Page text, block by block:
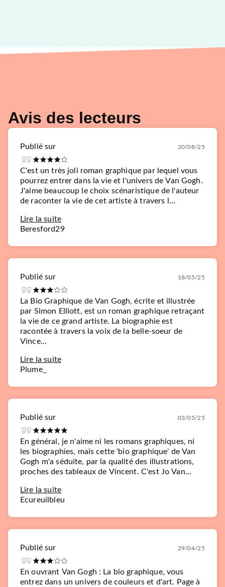
Avis des lecteurs
Publié sur 20/08/25
C'est un très joli roman graphique par lequel vous
pourrez entrer dans la vie et l'univers de Van Gogh.
J'aime beaucoup le choix scénaristique de l'auteur
de raconter la vie de cet artiste à travers l...
Lire la suite
Beresford29
Publié sur 18/05/25
La Bio Graphique de Van Gogh, écrite et illustrée
par Simon Elliott, est un roman graphique retraçant
la vie de ce grand artiste. La biographie est
racontée à travers la voix de la belle-soeur de
Vince...
Lire la suite
Plume_
Publié sur 03/05/25
En général, je n'aime ni les romans graphiques, ni
les biographies, mais cette 'bio graphique' de Van
Gogh m'a séduite, par la qualité des illustrations,
proches des tableaux de Vincent. C'est Jo Van...
Lire la suite
Ecureuilbleu
Publié sur 29/04/25
En ouvrant Van Gogh : La bio graphique, vous
entrez dans un univers de couleurs et d'art. Page à